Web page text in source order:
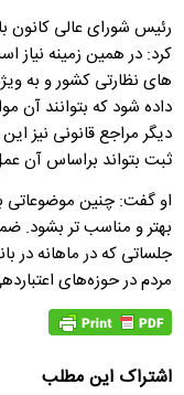
رئیس شورای عالی
کرد: در همین زمینه
های نظارتی کشور و به
داده شود که بتوانند آن
دیگر مراجع قانونی نیز
ثبت بتواند براساس آن
او گفت: چنین موضوعاتی
بهتر و مناسب تر بشود.
جلساتی که در ماهانه در
مردم در حوزه‌های
اشتراک این مطلب